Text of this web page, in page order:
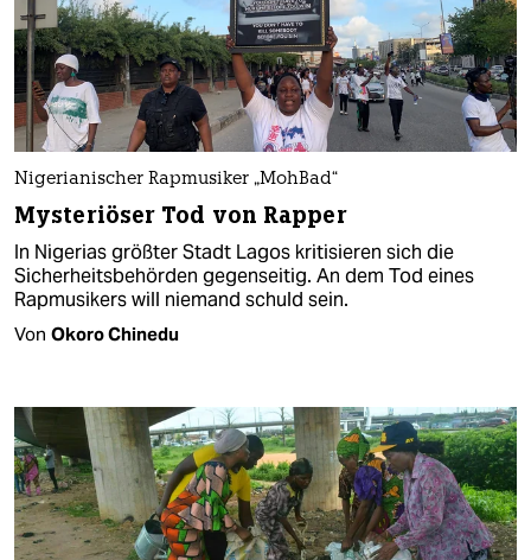
Nigerianischer Rapmusiker „MohBad“
Mysteriöser Tod von Rapper
In Nigerias größter Stadt Lagos kritisieren sich die
Sicherheitsbehörden gegenseitig. An dem Tod eines
Rapmusikers will niemand schuld sein.
Von Okoro Chinedu